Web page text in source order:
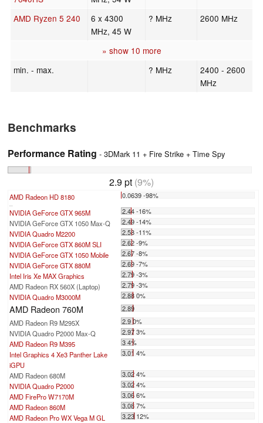
AMD Ryzen 5 240
6 x 4300
MHz, 45 W
? MHz 2600 MHz
» show 10 more
min. - max.
? MHz
2400 - 2600
MHz
Benchmarks
Performance Rating - 3DMark 11 + Fire Strike + Time Spy
2.9 pt (9%)
AMD Radeon HD 8180 0.0639 -98%
NVIDIA GeForce GTX 965M
2.44 -16%
NVIDIA GeForce GTX 1050 Max-Q
2.49 -14%
NVIDIA Quadro M2200
2.58 -11%
NVIDIA GeForce GTX 860M SLI
2.62 -9%
NVIDIA GeForce GTX 1050 Mobile
2.67 -8%
NVIDIA GeForce GTX 880M
2.69 -7%
Intel Iris Xe MAX Graphics
2.79 -3%
AMD Radeon RX 560X (Laptop)
2.79 -3%
NVIDIA Quadro M3000M
2.88 0%
AMD Radeon 760M
2.89
AMD Radeon R9 M295X
2.9 0%
NVIDIA Quadro P2000 Max-Q
2.97 3%
AMD Radeon R9 M395
3 4%
Intel Graphics 4 Xe3 Panther Lake
iGPU
3.01 4%
AMD Radeon 680M
3.02 4%
NVIDIA Quadro P2000
3.02 4%
AMD FirePro W7170M
3.06 6%
AMD Radeon 860M
3.08 7%
AMD Radeon Pro WX Vega M GL
3.23 12%